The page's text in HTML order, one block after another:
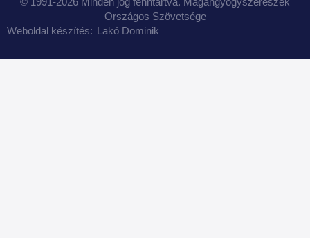
Országos Szövetsége
Weboldal készítés: Lakó Dominik